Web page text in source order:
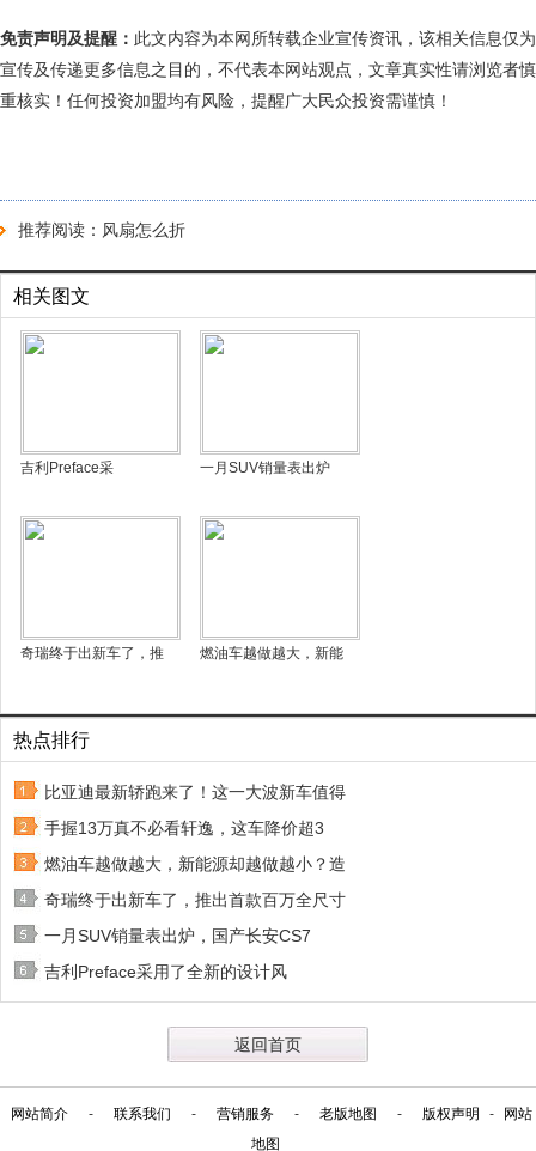
免责声明及提醒： 此文内容为本网所转载企业宣传资讯，该相关信息仅为
宣传及传递更多信息之目的，不代表本网站观点，文章真实性请浏览者慎
重核实！任何投资加盟均有风险，提醒广大民众投资需谨慎！
推荐阅读： 风扇怎么折
相关图文
吉利Preface采 一月SUV销量表出炉
奇瑞终于出新车了，推 燃油车越做越大，新能
热点排行
比亚迪最新轿跑来了！这一大波新车值得
手握13万真不必看轩逸，这车降价超3
燃油车越做越大，新能源却越做越小？造
奇瑞终于出新车了，推出首款百万全尺寸
一月SUV销量表出炉，国产长安CS7
吉利Preface采用了全新的设计风
返回首页
网站简介 - 联系我们 - 营销服务 - 老版地图 - 版权声明 -
网站
地图